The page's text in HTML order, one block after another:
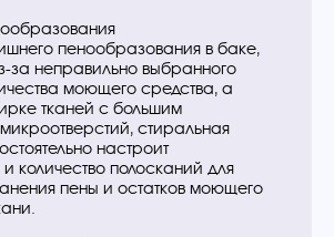
пенообразования в баке,
за неправильно выбранного
моющего средства, а
тканей с большим
стиральная
настроит
и количество полосканий для
пены и остатков моющего